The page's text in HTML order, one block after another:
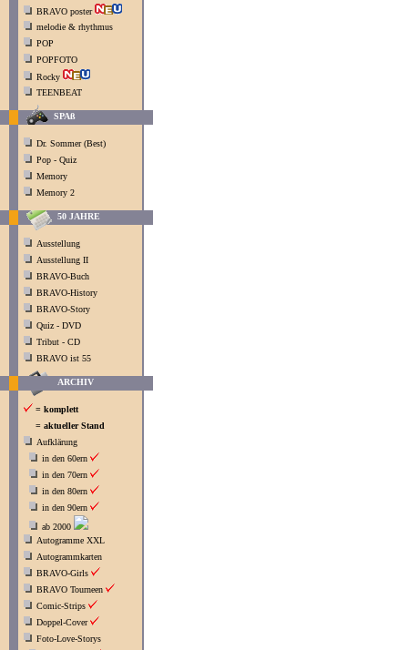
BRAVO poster
melodie & rhythmus
POP
POPFOTO
Rocky
TEENBEAT
SPAß
Dr. Sommer (Best)
Pop - Quiz
Memory
Memory 2
50 JAHRE
Ausstellung
Ausstellung II
BRAVO-Buch
BRAVO-History
BRAVO-Story
Quiz - DVD
Tribut - CD
BRAVO ist 55
ARCHIV
= komplett
= aktueller Stand
Aufklärung
in den 60ern
in den 70ern
in den 80ern
in den 90ern
ab 2000
Autogramme XXL
Autogrammkarten
BRAVO-Girls
BRAVO Tourneen
Comic-Strips
Doppel-Cover
Foto-Love-Storys